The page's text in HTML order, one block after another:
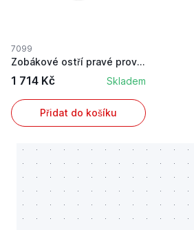
7099
Zobákové ostří pravé provedení, hodící se pro L...
1 714 Kč Skladem
Přidat do košíku